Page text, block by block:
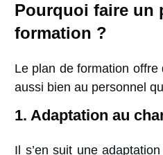
Pourquoi faire un
formation ?
Le plan de formation
aussi bien au personnel
1. Adaptation au
Il s’en suit une